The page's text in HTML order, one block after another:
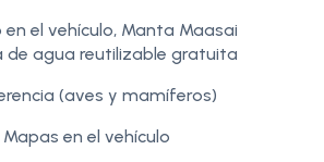
en el vehículo, Manta Maasai
de agua reutilizable gratuita
(aves y mamíferos)
Mapas en el vehículo